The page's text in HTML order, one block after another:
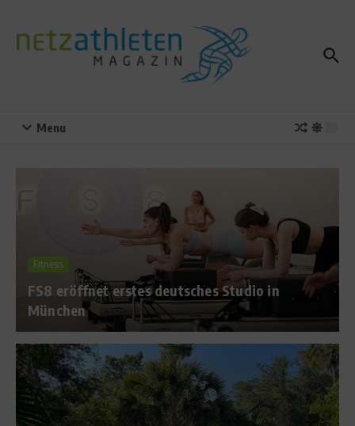
Menu
Fitness
FS8 eröffnet erstes deutsches Studio in
München